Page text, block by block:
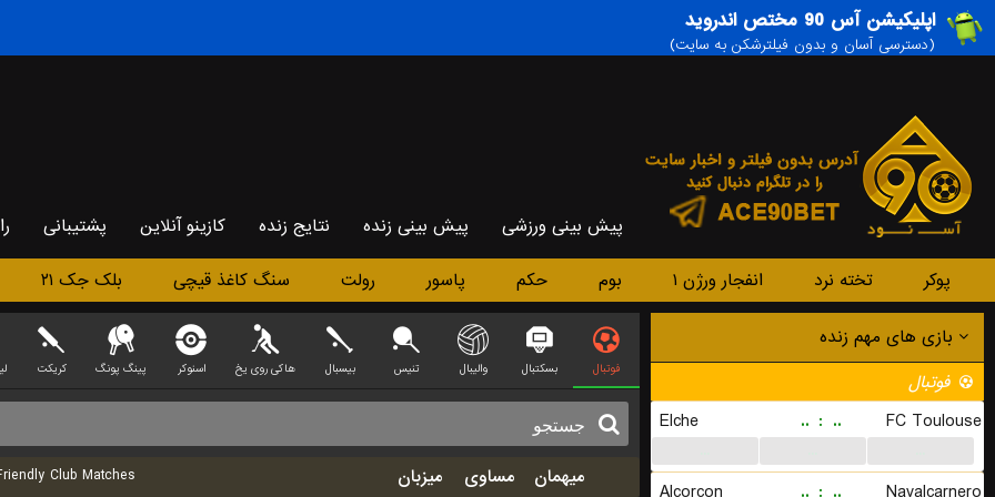
اپلیکیشن آس 90 مختص اندروید
(دسترسی آسان و بدون فیلترشکن به سایت)
پیش بینی ورزشی پیش بینی زنده نتایج زنده کازینو آنلاین پشتیبانی
پوکر تخته نرد انفجار ورژن ۱ بوم حکم پاسور رولت سنگ کاغذ قیچی بلک جک ۲۱
بازی های مهم زنده
فوتبال
Elche
.. : .. FC Toulouse
فوتبال بسکتبال والیبال تنیس بیسبال هاکی روی یخ اسنوکر پینگ پونگ کریکت
Club Matches میزبان مساوی میهمان